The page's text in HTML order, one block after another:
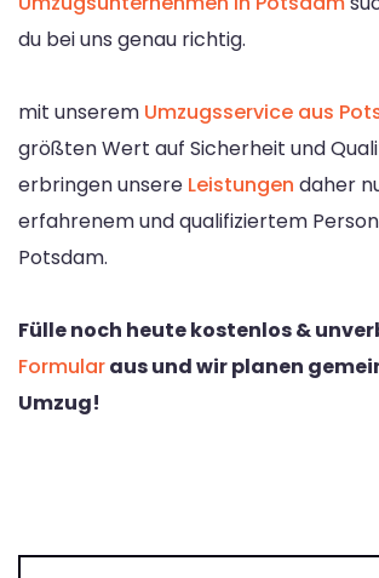
du bei uns genau richtig.
mit unserem Umzugsservice aus
größten Wert auf Sicherheit und
erbringen unsere Leistungen daher
erfahrenem und qualifiziertem
Potsdam.
Fülle noch heute kostenlos &
Formularaus und wir planen
Umzug!